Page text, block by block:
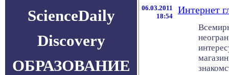
ScienceDaily
Discovery
ОБРАЗОВАНИЕ
06.03.2011
18:54
Интернет